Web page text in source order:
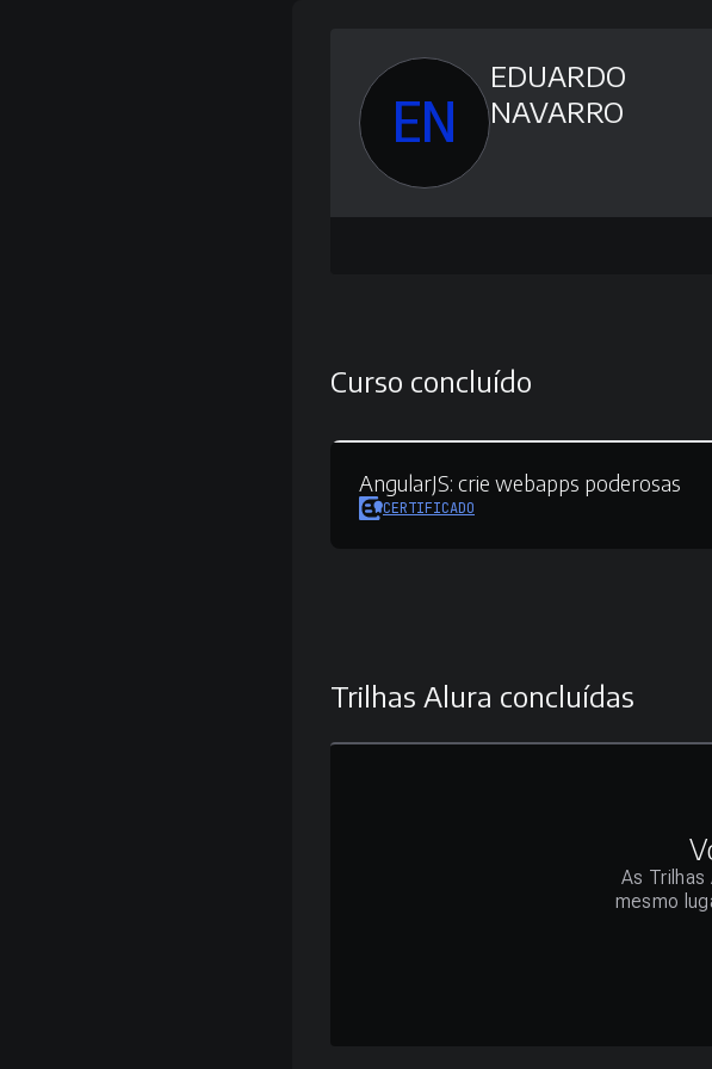
EN
EDUARDO
NAVARRO
Curso concluído
AngularJS: crie webapps poderosas
CERTIFICADO
Trilhas Alura concluídas
As
mesmo